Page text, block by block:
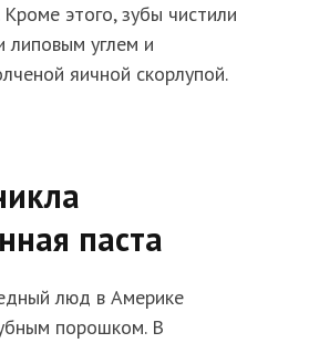
этого, зубы чистили
липовым углем и
яичной скорлупой.
паста
люд в Америке
порошком. В